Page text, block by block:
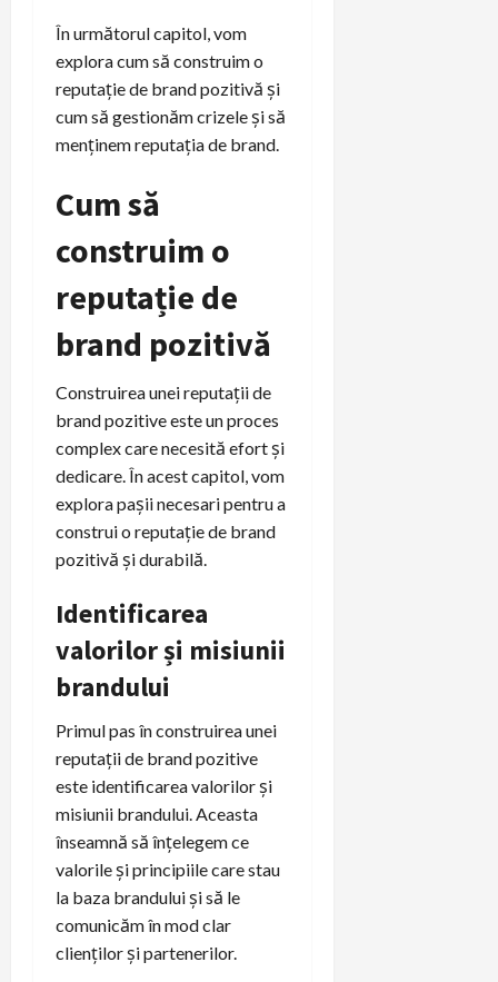
În următorul capitol, vom
explora cum să construim o
reputație de brand pozitivă și
cum să gestionăm crizele și să
menținem reputația de brand.
Cum să
construim o
reputație de
brand pozitivă
Construirea unei reputații de
brand pozitive este un proces
complex care necesită efort și
dedicare. În acest capitol, vom
explora pașii necesari pentru a
construi o reputație de brand
pozitivă și durabilă.
Identificarea
valorilor și misiunii
brandului
Primul pas în construirea unei
reputații de brand pozitive
este identificarea valorilor și
misiunii brandului. Aceasta
înseamnă să înțelegem ce
valorile și principiile care stau
la baza brandului și să le
comunicăm în mod clar
clienților și partenerilor.